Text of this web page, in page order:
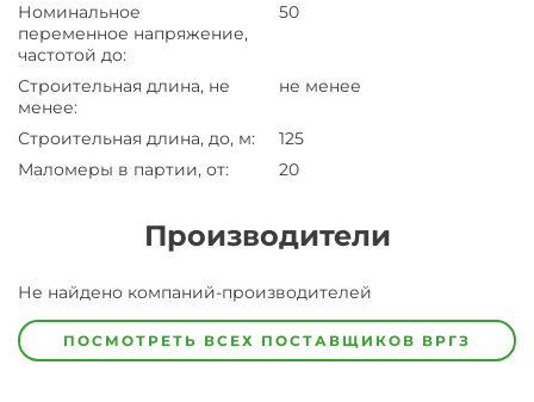
Номинальное
переменное напряжение,
частотой до:
50
Строительная длина, не
менее:
не менее
Строительная длина, до, м:
125
Маломеры в партии, от: 20
Производители
ЗаводЗавод-
предпочел
скрыть
Не найдено компаний-производителей
ПОСМОТРЕТЬ ВСЕХ ПОСТАВЩИКОВ ВРГЗ